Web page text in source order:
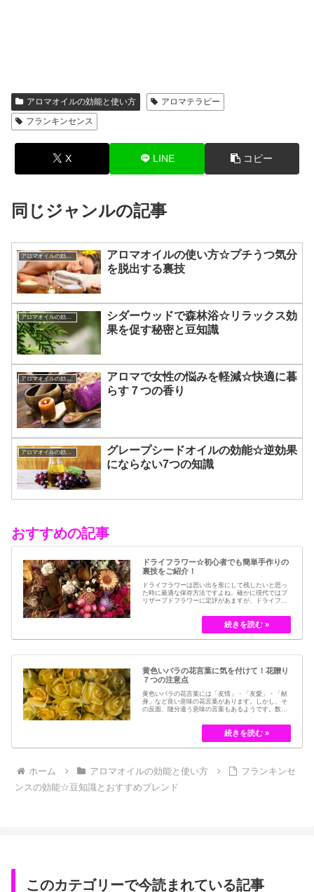
アロマオイルの効能と使い方
アロマテラピー
フランキンセンス
X LINE コピー
同じジャンルの記事
アロマオイルの効能と使い方
アロマオイルの使い方☆プチうつ気分
を脱出する裏技
アロマオイルの効能と使い方
シダーウッドで森林浴☆リラックス効
果を促す秘密と豆知識
アロマオイルの効能と使い方
アロマで女性の悩みを軽減☆快適に暮
らす７つの香り
グレープシードオイルの効能☆逆効果
にならない7つの知識
おすすめの記事
ドライフラワー☆初心者でも簡単手作りの
裏技をご紹介！
ドライフラワーは思い出を形にして残したいと思っ
た時に最適な保存方法ですよね。確かに現代ではブ
リザーブドフラワーに定評があますが、ドライフラ
とつです。結婚式のブーケなどに使われた花など、
今では押し花のサービスが有名ですが、昔はドライ
フラワーでも保存されてきました。30代以降の…
黄色いバラの花言葉に気を付けて！花贈り
７つの注意点
黄色いバラの花言葉には「友情」・「友愛」・「献
身」など良い意味の花言葉があります。しかし、そ
の反面、随分違う意味の言葉もあるようです。数多
ローズである「ハイブリット・ティー」の中には、
黄色のバラというのは、存在していませんでした。
しかし、フランスの園芸家ジョセフ・ペルネ＝デ…
ホーム アロマオイルの効能と使い方
フランキンセ
ンスの効能☆豆知識とおすすめブレンド
このカテゴリーで今読まれている記事